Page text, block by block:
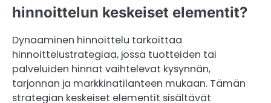
hinnoittelun keskeiset elementit?
Dynaaminen hinnoittelu tarkoittaa
hinnoittelustrategiaa, jossa tuotteiden tai
palveluiden hinnat vaihtelevat kysynnän,
tarjonnan ja markkinatilanteen mukaan. Tämän
strategian keskeiset elementit sisältävät